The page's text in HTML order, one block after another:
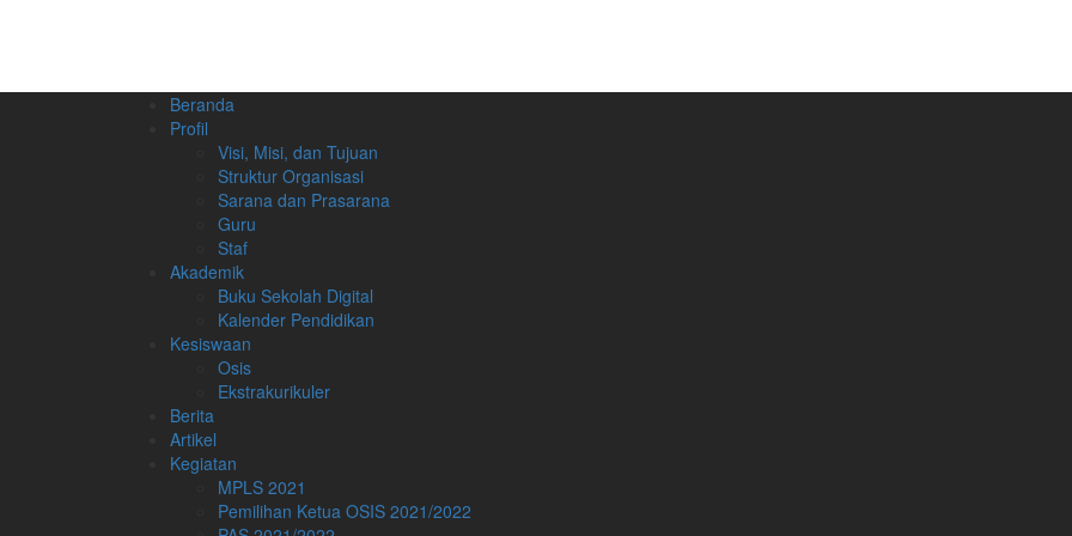
Beranda
Profil
Visi, Misi, dan Tujuan
Struktur Organisasi
Sarana dan Prasarana
Guru
Staf
Akademik
Buku Sekolah Digital
Kalender Pendidikan
Kesiswaan
Osis
Ekstrakurikuler
Berita
Artikel
Kegiatan
MPLS 2021
Pemilihan Ketua OSIS 2021/2022